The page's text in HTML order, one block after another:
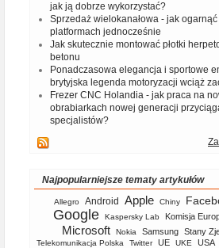
jak ją dobrze wykorzystać?
Sprzedaż wielokanałowa - jak
platformach jednocześnie
Jak skutecznie montować płotki
betonu
Ponadczasowa elegancja i sportowe
brytyjska legenda motoryzacji wciąż
Frezer CNC Holandia - jak praca na
obrabiarkach nowej generacji
specjalistów?
Najpopularniejsze tematy artykułów
Allegro Android Apple Chiny
Google Kaspersky Lab Komisja
Microsoft Nokia Samsung Stany
Telekomunikacja Polska Twitter UE UKE USA